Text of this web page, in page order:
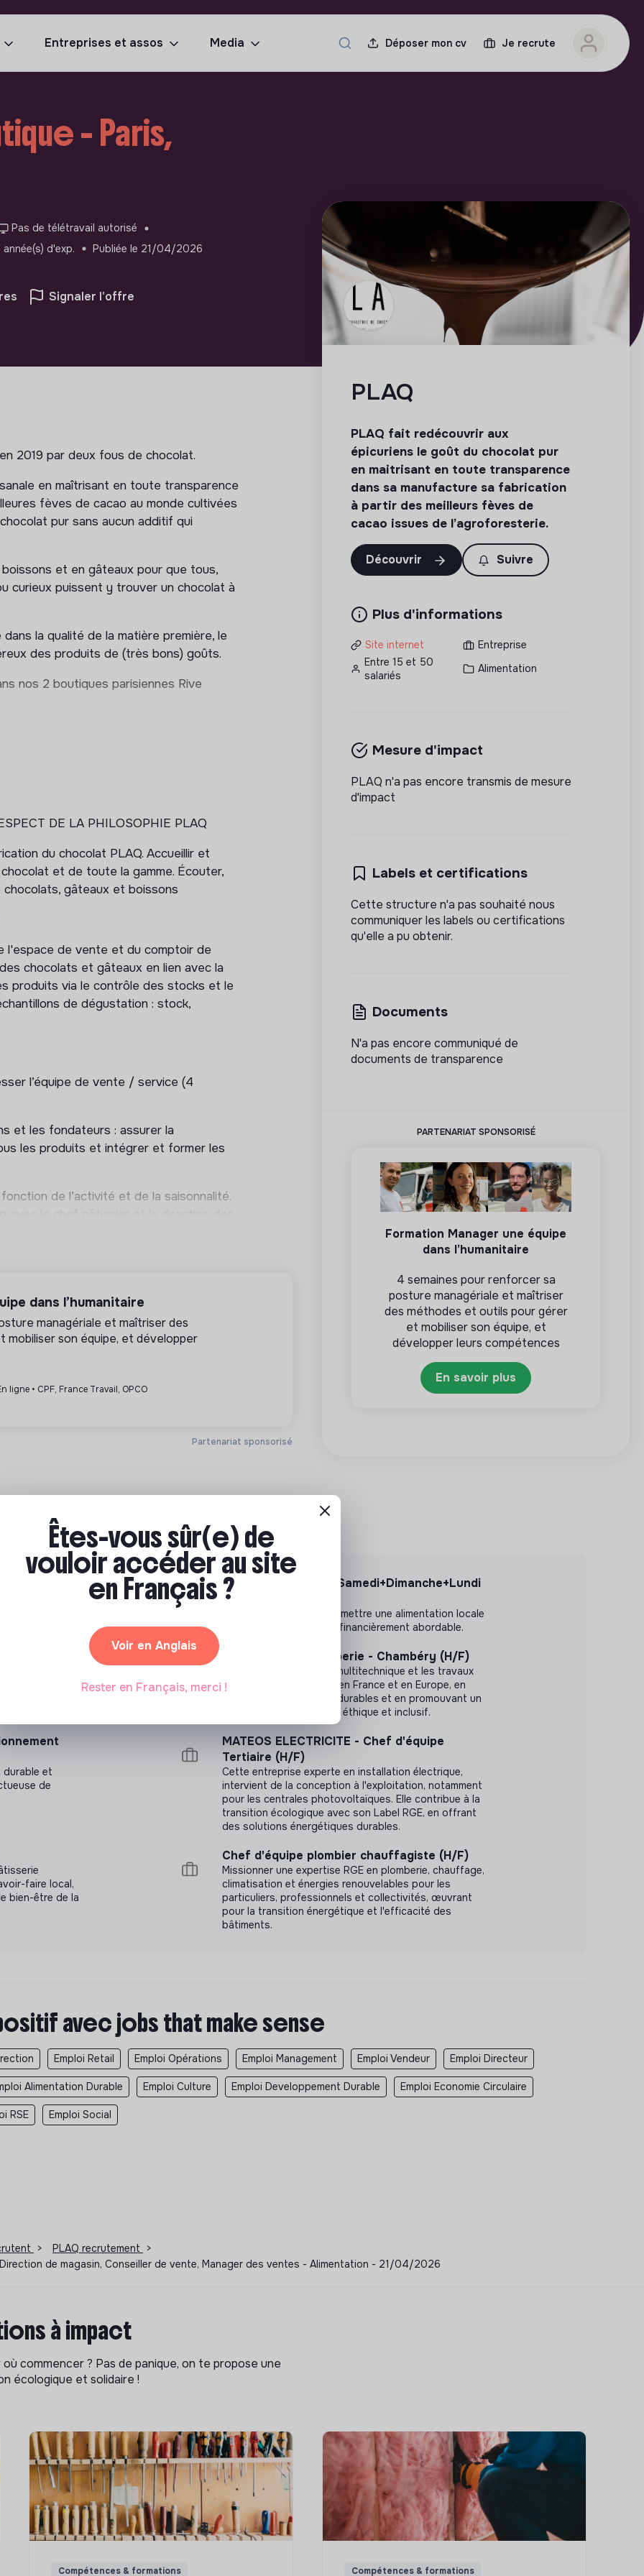
Entreprises et assos Media Déposer mon cv Je recrute
- Paris,
Pas de télétravail autorisé
d'exp. Publiée le 21/04/2026
Signaler l'offre
2019 par deux fous de chocolat.
en maîtrisant en toute transparence
fèves de cacao au monde cultivées
pur sans aucun additif qui
et en gâteaux pour que tous,
curieux puissent y trouver un chocolat à
la qualité de la matière première, le
des produits de (très bons) goûts.
nos 2 boutiques parisiennes Rive
DE LA PHILOSOPHIE PLAQ
du chocolat PLAQ. Accueillir et
et de toute la gamme. Écouter,
gâteaux et boissons
l'espace de vente et du comptoir de
chocolats et gâteaux en lien avec la
produits via le contrôle des stocks et le
de dégustation : stock,
l’équipe de vente / service (4
et les fondateurs : assurer la
les produits et intégrer et former les
de l’activité et de la saisonnalité.
avec le chef pâtissier et la direction des
gifts,...) adaptés à l’activité et
comptable (caisses, reporting,
luxe durable et consicent.
la gastronomie / art de vivre
et leadership
responsable, force de proposition et
Partenariat sponsorisé
dans l’humanitaire
managériale et maîtriser des
son équipe, et développer
ligne • CPF, France Travail, OPCO
PLAQ
PLAQ fait redécouvrir aux
épicuriens le goût du chocolat pur
en maitrisant en toute transparence
dans sa manufacture sa fabrication
à partir des meilleurs fèves de
cacao issues de l’agroforesterie.
Découvrir Suivre
Plus d'informations
Site internet
Entreprise
Entre 15 et 50
salariés
Alimentation
Mesure d'impact
PLAQ n'a pas encore transmis de mesure
d'impact
Labels et certifications
Cette structure n'a pas souhaité nous
communiquer les labels ou certifications
qu'elle a pu obtenir.
Documents
N'a pas encore communiqué de
documents de transparence
PARTENARIAT SPONSORISÉ
Formation Manager une équipe
dans l’humanitaire
4 semaines pour renforcer sa
posture managériale et maîtriser
des méthodes et outils pour gérer
et mobiliser son équipe, et
développer leurs compétences
En savoir plus
locale
Vendeur/se Loing - Samedi+Dimanche+Lundi
CDI H/F
Notre mission est de permettre une alimentation locale
et durable, de qualité et financièrement abordable.
et
en
une société
Chef d'Equipe Plomberie - Chambéry (H/F)
Assurer la maintenance multitechnique et les travaux
pour les professionnels en France et en Europe, en
intégrant des solutions durables et en promouvant un
environnement de travail éthique et inclusif.
durable et
de
MATEOS ELECTRICITE - Chef d'équipe
Tertiaire (H/F)
Cette entreprise experte en installation électrique,
intervient de la conception à l'exploitation, notamment
pour les centrales photovoltaïques. Elle contribue à la
transition écologique avec son Label RGE, en offrant
des solutions énergétiques durables.
faire local,
bien-être de la
Chef d'équipe plombier chauffagiste (H/F)
Missionner une expertise RGE en plomberie, chauffage,
climatisation et énergies renouvelables pour les
particuliers, professionnels et collectivités, œuvrant
pour la transition énergétique et l'efficacité des
bâtiments.
avec jobs that make sense
Emploi Retail Emploi Opérations Emploi Management Emploi Vendeur Emploi Directeur
Alimentation Durable Emploi Culture Emploi Developpement Durable Emploi Economie Circulaire
RSE Emploi Social
> PLAQ recrutement
>
de magasin, Conseiller de vente, Manager des ventes - Alimentation - 21/04/2026
à impact
commencer ? Pas de panique, on te propose une
écologique et solidaire !
Compétences & formations Compétences & formations
Êtes-vous sûr(e) de
vouloir accéder au site
en Français ?
Voir en Anglais
Rester en Français, merci !